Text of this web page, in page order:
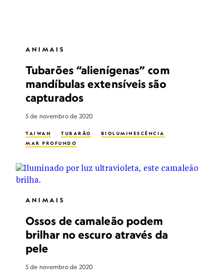
ANIMAIS
Tubarões “alienígenas” com
mandíbulas extensíveis são
capturados
5 de novembro de 2020
TAIWAN TUBARÃO
BIOLUMINESCÊNCIA
MAR PROFUNDO
ANIMAIS
Ossos de camaleão podem
brilhar no escuro através da
pele
5 de novembro de 2020